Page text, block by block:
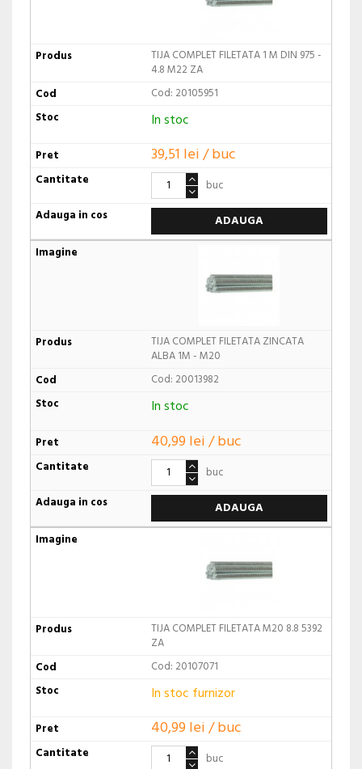
TIJA COMPLET FILETATA 1 M DIN 975 -
4.8 M22 ZA
Cod: 20105951
In stoc
39,51 lei / buc
buc
ADAUGA
TIJA COMPLET FILETATA ZINCATA
ALBA 1M - M20
Cod: 20013982
In stoc
40,99 lei / buc
buc
ADAUGA
TIJA COMPLET FILETATA M20 8.8 5392
ZA
Cod: 20107071
In stoc furnizor
40,99 lei / buc
buc